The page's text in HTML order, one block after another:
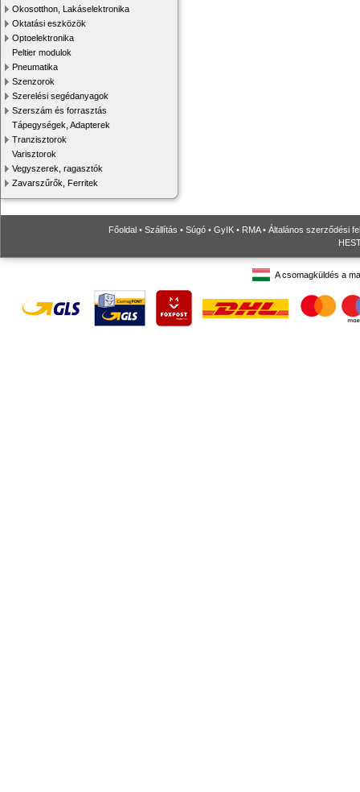
Okosotthon, Lakáselektronika
Oktatási eszközök
Optoelektronika
Peltier modulok
Pneumatika
Szenzorok
Szerelési segédanyagok
Szerszám és forrasztás
Tápegységek, Adapterek
Tranzisztorok
Varisztorok
Vegyszerek, ragasztók
Zavarszűrők, Ferritek
Főoldal • Szállítás • Súgó • GyIK • RMA• Általános szerződési
A csomagküldés a